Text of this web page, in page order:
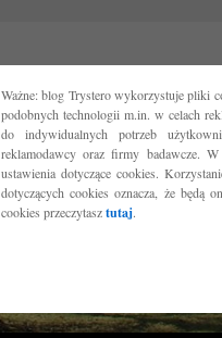
Ważne: blog Trystero wykorzystuje pliki
podobnych technologii m.in. w celach
do indywidualnych potrzeb
reklamodawcy oraz firmy badawcze.
ustawienia dotyczące cookies.
dotyczących cookies oznacza, że będą
cookies przeczytasztutaj.